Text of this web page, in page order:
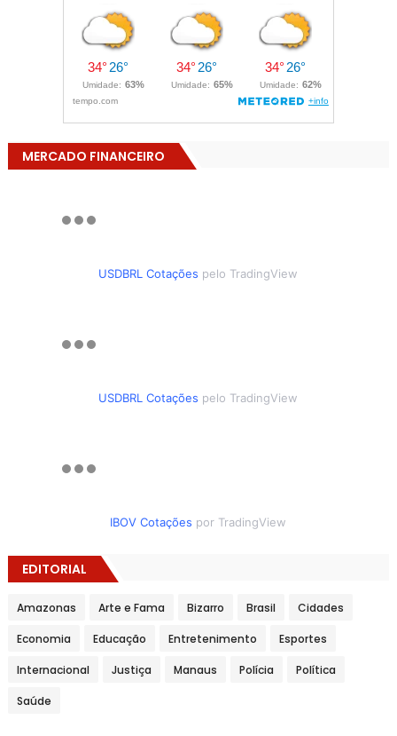
MERCADO FINANCEIRO
USDBRL Cotações pelo TradingView
USDBRL Cotações pelo TradingView
IBOV Cotações por TradingView
EDITORIAL
Amazonas Arte e Fama Bizarro Brasil Cidades
Economia Educação Entretenimento Esportes
Internacional Justiça Manaus Polícia Política
Saúde